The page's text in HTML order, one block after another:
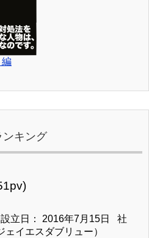
ンキング
立日： 2016年7月15日 社
イエスダブリュー）